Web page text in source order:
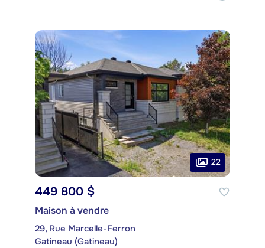
22
449 800 $
Maison à vendre
29, Rue Marcelle-Ferron
Gatineau (Gatineau)